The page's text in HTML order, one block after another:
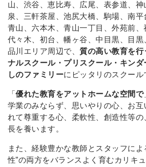
山、渋谷、恵比寿、広尾、表参道、神
泉、三軒茶屋、池尻大橋、駒場、南
青山、六本木、青山一丁目、外苑前、
代々木、初台、幡ヶ谷、中目黒、目黒
品川エリア周辺で、質の高い教育を行
ナルスクール・プリスクール・キン
しのファミリーにピッタリのスクール
「優れた教育をアットホームな空間で
学業のみならず、思いやりの心、お互
れて尊重する心、柔軟性、創造性等
長を養います。
また、経験豊かな教師とスタッフによ
性”の両方をバランスよく育むカリキュ